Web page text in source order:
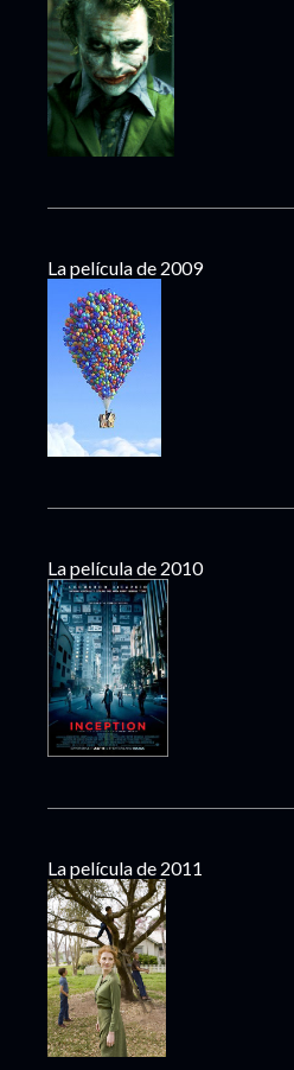
La película de 2009
La película de 2010
La película de 2011